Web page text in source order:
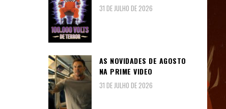
31 DE JULHO DE 2026
AS NOVIDADES DE AGOSTO
NA PRIME VIDEO
31 DE JULHO DE 2026